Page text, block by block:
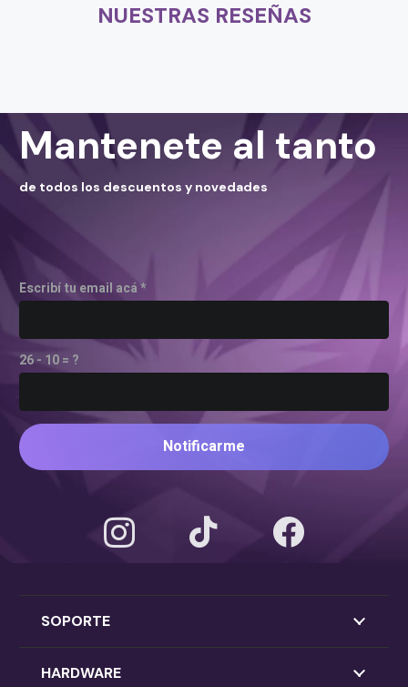
NUESTRAS RESEÑAS
Mantenete al tanto
de todos los descuentos y novedades
Escribí tu email acá *
26 - 10 = ?
Notificarme
SOPORTE
HARDWARE